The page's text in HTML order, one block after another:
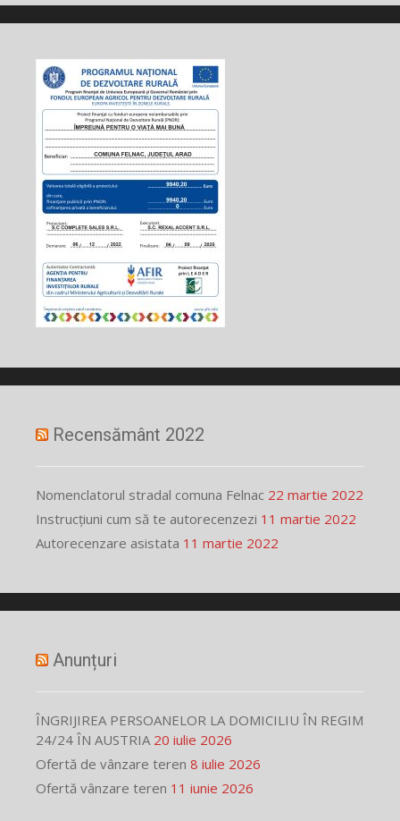
Recensământ 2022
Nomenclatorul stradal comuna Felnac 22 martie 2022
Instrucțiuni cum să te autorecenzezi 11 martie 2022
Autorecenzare asistata 11 martie 2022
Anunțuri
ÎNGRIJIREA PERSOANELOR LA DOMICILIU ÎN REGIM
24/24 ÎN AUSTRIA 20 iulie 2026
Ofertă de vânzare teren 8 iulie 2026
Ofertă vânzare teren 11 iunie 2026